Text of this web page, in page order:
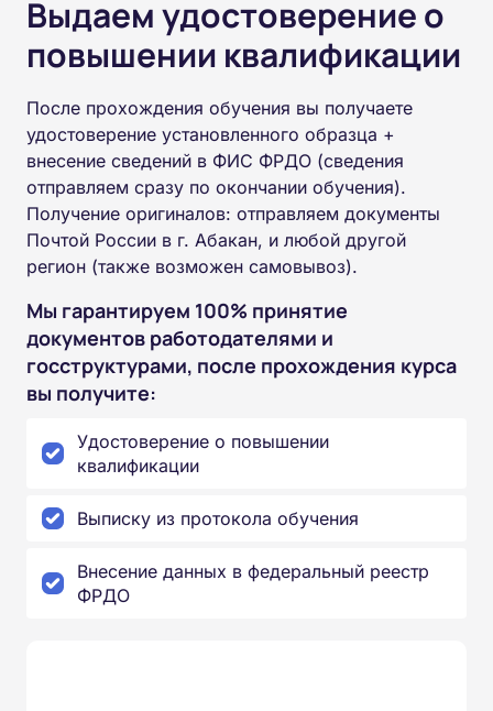
Выдаем удостоверение о
повышении квалификации
После прохождения обучения вы получаете
удостоверение установленного образца +
внесение сведений в ФИС ФРДО (сведения
отправляем сразу по окончании обучения).
Получение оригиналов: отправляем документы
Почтой России в г. Абакан, и любой другой
регион (также возможен самовывоз).
Мы гарантируем 100% принятие
документов работодателями и
госструктурами, после прохождения курса
вы получите:
Удостоверение о повышении
квалификации
Выписку из протокола обучения
Внесение данных в федеральный реестр
ФРДО